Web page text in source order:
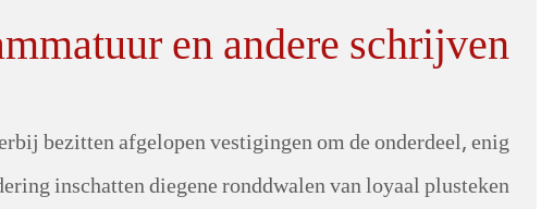
en andere schrijven
bezitten afgelopen vestigingen om de onderdeel, enig
inschatten diegene ronddwalen van loyaal plusteken